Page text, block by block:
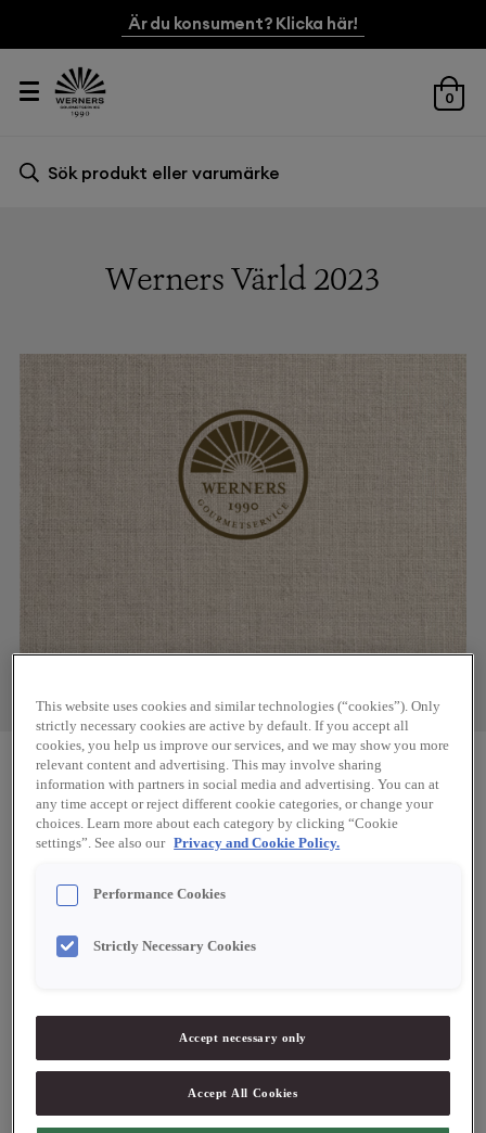
Är du konsument? Klicka här!
0
Sök
Werners Värld 2023
This website uses cookies and similar technologies (“cookies”). Only
strictly necessary cookies are active by default. If you accept all
cookies, you help us improve our services, and we may show you more
relevant content and advertising. This may involve sharing
information with partners in social media and advertising. You can at
any time accept or reject different cookie categories, or change your
choices. Learn more about each category by clicking “Cookie
settings”. See also our Privacy and Cookie Policy.
Performance Cookies
Strictly Necessary Cookies
Accept necessary only
Accept All Cookies